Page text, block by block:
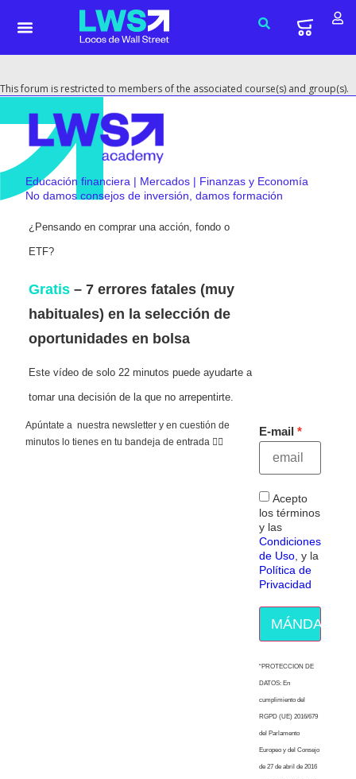
This forum is restricted to members of the associated course(s) and group(s).
Educación financiera | Mercados | Finanzas y Economía
No damos consejos de inversión, damos formación
¿Pensando en comprar una acción, fondo o
ETF?
Gratis – 7 errores fatales (muy
habituales) en la selección de
oportunidades en bolsa
Este vídeo de solo 22 minutos puede ayudarte a
tomar una decisión de la que no arrepentirte.
Apúntate a nuestra newsletter y en cuestión de
minutos lo tienes en tu bandeja de entrada 👇🏻
E-mail
Acepto
los términos
y las
Condiciones
de Uso, y la
Política de
Privacidad
MÁNDAME
“PROTECCION DE
DATOS: En
cumplimiento del
RGPD (UE) 2016/679
del Parlamento
Europeo y del Consejo
de 27 de abril de 2016